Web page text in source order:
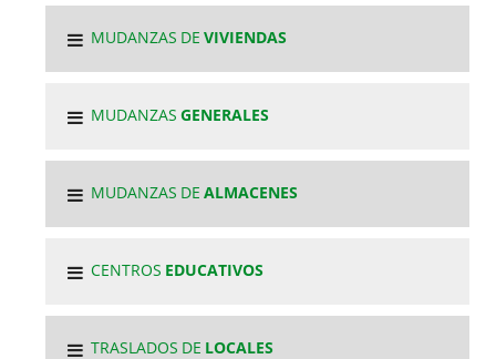
MUDANZAS DEVIVIENDAS
MUDANZASGENERALES
MUDANZAS DEALMACENES
CENTROS EDUCATIVOS
TRASLADOS DE LOCALES